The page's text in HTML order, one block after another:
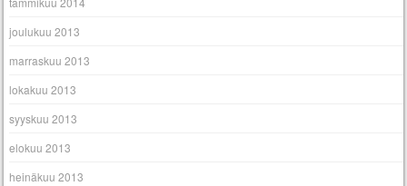
joulukuu 2013
marraskuu 2013
lokakuu 2013
syyskuu 2013
elokuu 2013
heinäkuu 2013